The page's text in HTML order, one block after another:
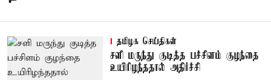
தமிழக செய்திகள்
சளி மருந்து குடித்த பச்சிளம் குழந்தை
உயிரிழந்ததால் அதிர்ச்சி